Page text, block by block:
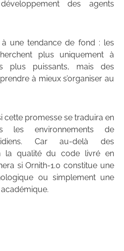
des agents
une tendance de fond : les
plus uniquement à
plus puissants, mais des
à mieux s’organiser au
cette promesse se traduira en
les environnements de
Car au-delà des
la qualité du code livré en
si Ornith-1.0 constitue une
ou simplement une